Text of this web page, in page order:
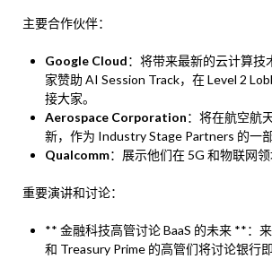
主要合作伙伴：
Google Cloud：将带来最新的云计算技
家赞助 AI Session Track，在 Level 2
接大家。
Aerospace Corporation：将在航空航
新，作为 Industry Stage Partners 的一部
Qualcomm：展示他们在 5G 和物联网领
重要演讲和讨论：
** 金融科技高管讨论 BaaS 的未来 **：
和 Treasury Prime 的高管们将讨论银行